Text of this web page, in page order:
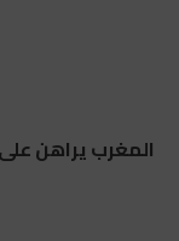
المغرب يراهن